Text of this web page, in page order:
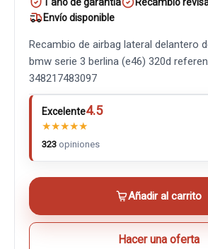
Envío disponible
Recambio de airbag lateral delantero
bmw serie 3 berlina (e46) 320d
348217483097
Excelente4.5
★★★★★
323 opiniones
Añadir al carrito
Hacer una oferta